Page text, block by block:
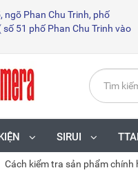
ngõ Phan Chu Trinh, phố
số 51 phố Phan Chu Trinh vào
SIRUI
Cách kiểm tra sản phẩm